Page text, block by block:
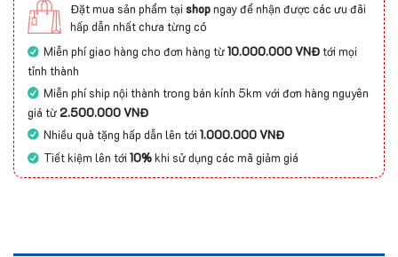
Đặt mua sản phẩm tại shopngay để nhận được các ưu đãi
hấp dẫn nhất chưa từng có
Miễn phí giao hàng cho đơn hàng từ10.000.000 VNĐtới mọi
tỉnh thành
Miễn phí ship nội thành trong bán kính 5km với đơn hàng nguyên
giá từ2.500.000 VNĐ
Nhiều quà tặng hấp dẫn lên tới1.000.000 VNĐ
Tiết kiệm lên tới10%khi sử dụng các mã giảm giá